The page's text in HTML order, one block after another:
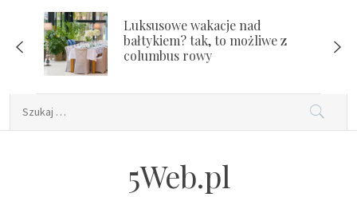
content
Luksusowe wakacje nad
bałtykiem? tak, to możliwe z
columbus rowy
5Web.pl